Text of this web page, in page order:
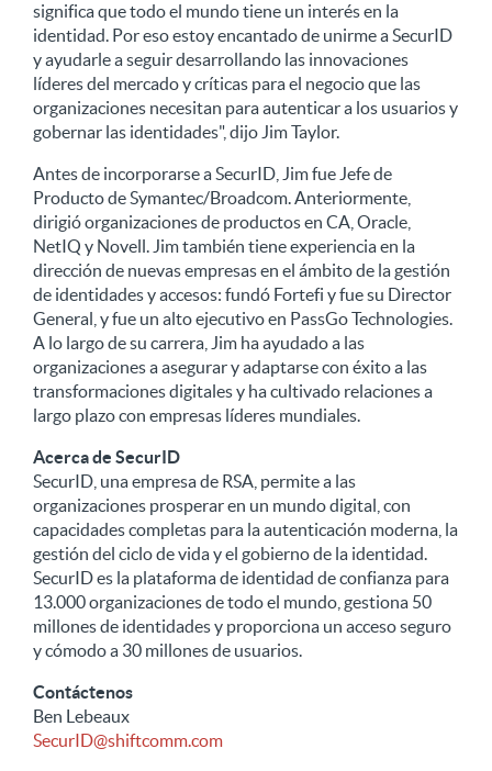
significa que todo el mundo tiene un interés en la
identidad. Por eso estoy encantado de unirme a SecurID
y ayudarle a seguir desarrollando las innovaciones
líderes del mercado y críticas para el negocio que las
organizaciones necesitan para autenticar a los usuarios y
gobernar las identidades", dijo Jim Taylor.
Antes de incorporarse a SecurID, Jim fue Jefe de
Producto de Symantec/Broadcom. Anteriormente,
dirigió organizaciones de productos en CA, Oracle,
NetIQ y Novell. Jim también tiene experiencia en la
dirección de nuevas empresas en el ámbito de la gestión
de identidades y accesos: fundó Fortefi y fue su Director
General, y fue un alto ejecutivo en PassGo Technologies.
A lo largo de su carrera, Jim ha ayudado a las
organizaciones a asegurar y adaptarse con éxito a las
transformaciones digitales y ha cultivado relaciones a
largo plazo con empresas líderes mundiales.
Acerca de SecurID
SecurID, una empresa de RSA, permite a las
organizaciones prosperar en un mundo digital, con
capacidades completas para la autenticación moderna, la
gestión del ciclo de vida y el gobierno de la identidad.
SecurID es la plataforma de identidad de confianza para
13.000 organizaciones de todo el mundo, gestiona 50
millones de identidades y proporciona un acceso seguro
y cómodo a 30 millones de usuarios.
Contáctenos
Ben Lebeaux
SecurID@shiftcomm.com